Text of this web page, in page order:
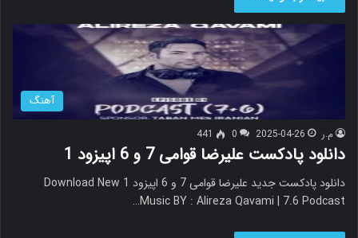
آهنگ
م.ر 2025-04-26
0
441
دانلود پادکست علیرضا قوامی 7 و 6 اپیزود 1
دانلود پادکست جدید علیرضا قوامی 7 و 6 اپیزود 1 Download New
Music BY : Alireza Qavami | 7.6 Podcast…